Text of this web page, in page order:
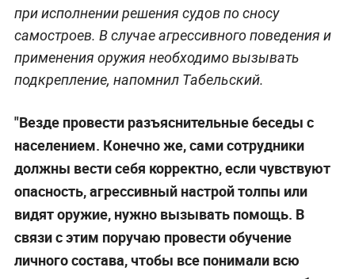
при исполнении решения судов по сносу
самостроев. В случае агрессивного поведения и
применения оружия необходимо вызывать
подкрепление, напомнил Табельский.
"Везде провести разъяснительные беседы с
населением. Конечно же, сами сотрудники
должны вести себя корректно, если чувствуют
опасность, агрессивный настрой толпы или
видят оружие, нужно вызывать помощь. В
связи с этим поручаю провести обучение
личного состава, чтобы все понимали всю